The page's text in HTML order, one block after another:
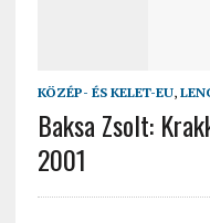
KÖZÉP- ÉS KELET-EU,
Baksa Zsolt:
2001